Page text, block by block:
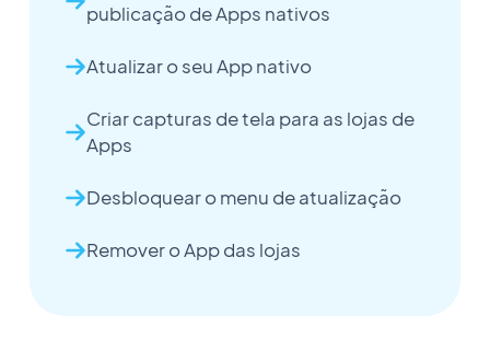
publicação de Apps nativos
Atualizar o seu App nativo
Criar capturas de tela para as lojas de
Apps
Desbloquear o menu de atualização
Remover o App das lojas